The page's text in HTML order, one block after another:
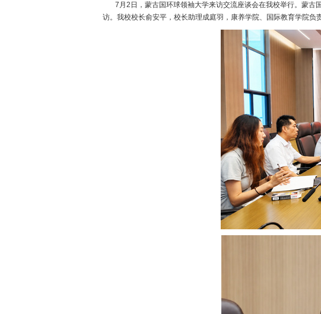
7月2日，蒙古国环球领袖大学来访交流座谈会在我校举行。蒙古
访。我校校长俞安平，校长助理成庭羽，康养学院、国际教育学院负